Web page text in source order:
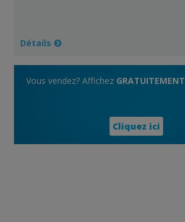
Détails
Vous vendez? Affichez GRATUITEMENT
Cliquez ici